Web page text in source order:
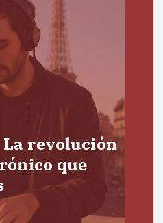
revolución
que